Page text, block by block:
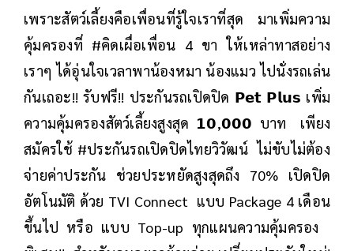
เพราะสัตว์เลี้ยงคือเพื่อนที่รู้ใจเราที่สุด มาเพิ่มความ
คุ้มครองที่ #คิดเผื่อเพื่อน 4 ขา ให้เหล่าทาสอย่าง
เราๆ ได้อุ่นใจเวลาพาน้องหมา น้องแมว ไปนั่งรถเล่น
กันเถอะ!! รับฟรี!! ประกันรถเปิดปิด 𝗣𝗲𝘁 𝗣𝗹𝘂𝘀 เพิ่ม
ความคุ้มครองสัตว์เลี้ยงสูงสุด 𝟭𝟬,𝟬𝟬𝟬 บาท เพียง
สมัครใช้ #ประกันรถเปิดปิดไทยวิวัฒน์ ไม่ขับไม่ต้อง
จ่ายค่าประกัน ช่วยประหยัดสูงสุดถึง 70% เปิดปิด
อัตโนมัติ ด้วย TVI Connect แบบ Package 4 เดือน
ขึ้นไป หรือ แบบ Top-up ทุกแผนความคุ้มครอง